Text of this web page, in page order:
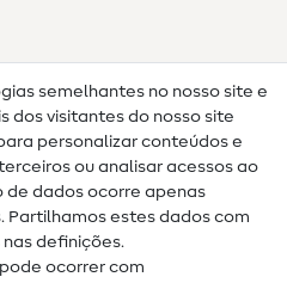
semelhantes no nosso site e
dos visitantes do nosso site
personalizar conteúdos e
ou analisar acessos ao
de dados ocorre apenas
Partilhamos estes dados com
definições.
ocorrer com